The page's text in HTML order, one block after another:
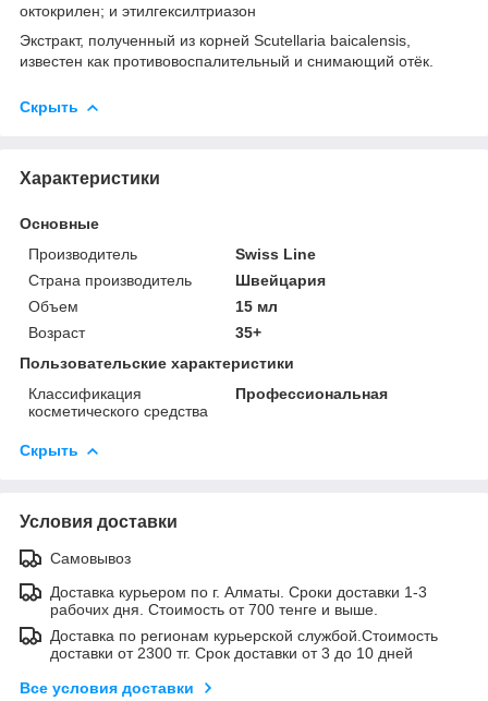
октокрилен; и этилгексилтриазон
Экстракт, полученный из корней Scutellaria baicalensis,
известен как противовоспалительный и снимающий отёк.
Скрыть
Характеристики
Основные
Производитель
Swiss Line
Страна производитель
Швейцария
Объем
15 мл
Возраст
35+
Пользовательские характеристики
Классификация
косметического средства
Профессиональная
Скрыть
Условия доставки
Самовывоз
Доставка курьером по г. Алматы. Сроки доставки 1-3
рабочих дня. Стоимость от 700 тенге и выше.
Доставка по регионам курьерской службой.Стоимость
доставки от 2300 тг. Срок доставки от 3 до 10 дней
Все условия доставки